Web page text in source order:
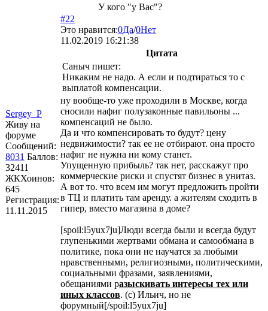
У кого "у Вас"?
Sergey_P
Живу на
форуме
Сообщений:
8031 Баллов:
32411
ЖКХоинов:
645
Регистрация:
11.11.2015
#22
Это нравится:0Да/0Нет
11.02.2019 16:21:38
Цитата
Саныч пишет:
Никаким не надо. А если и подтираться то с
выплатой компенсации.
ну вообще-то уже проходили в Москве, когда
сносили нафиг полузаконные павильоны ...
компенсаций не было.
Да и что компенсировать то будут? цену
недвижимости? так ее не отбирают. она просто
нафиг не нужна ни кому станет.
Упущенную прибыль? так нет, расскажут про
коммерческие риски и спустят бизнес в унитаз.
А вот то. что всем им могут предложить пройти
в ТЦ и платить там аренду. а жителям сходить в
гипер, вместо магазина в доме?
[spoil:l5yux7ju]Люди всегда были и всегда будут
глупенькими жертвами обмана и самообмана в
политике, пока они не научатся за любыми
нравственными, религиозными, политическими,
социальными фразами, заявлениями,
обещаниями разыскивать интересы тех или
иных классов. (с) Ильич, но не
форумный[/spoil:l5yux7ju]